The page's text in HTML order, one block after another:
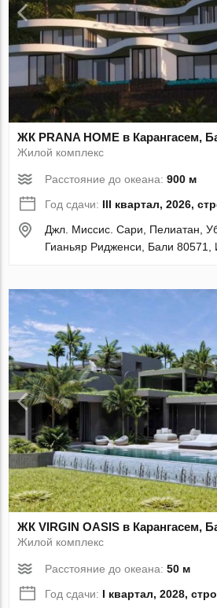
ЖК PRANA HOME в Карангасем,
Жилой комплекс
Расстояние до океана:900 м
Год сдачи: III квартал, 2026,
Джл. Миссис. Сари, Пелиатан,
Гианьяр Ридженси, Бали 80571,
ЖК VIRGIN OASIS в Карангасем,
Жилой комплекс
Расстояние до океана:50 м
Год сдачи: I квартал, 2028,